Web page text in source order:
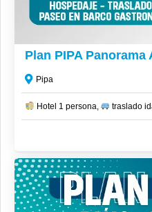
R$4,136
Plan PIPA
Pipa
Hotel 1 persona, traslado